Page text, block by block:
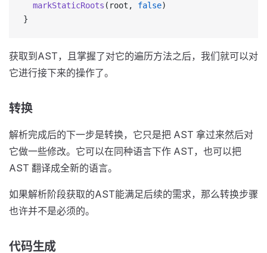
  markStaticRoots
(root, false)
}
获取到AST，且掌握了对它的遍历方法之后，我们就可以对
它进行接下来的操作了。
转换
解析完成后的下一步是转换，它只是把 AST 拿过来然后对
它做一些修改。它可以在同种语言下作 AST，也可以把
AST 翻译成全新的语言。
如果解析阶段获取的AST能满足后续的需求，那么转换步骤
也许并不是必须的。
代码生成